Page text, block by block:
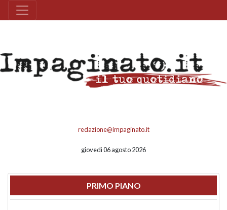
redazione@impaginato.it
giovedì 06 agosto 2026
PRIMO PIANO